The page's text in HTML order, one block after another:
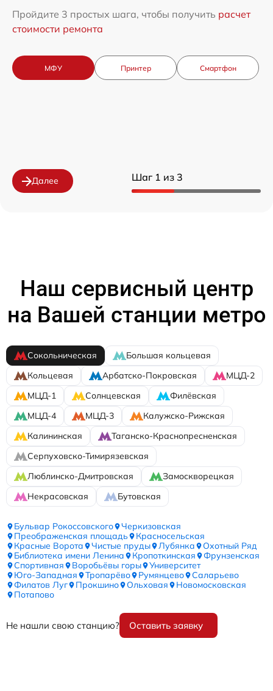
Шаг 1 из 3
Пройдите 3 простых шага, чтобы получить расчет
стоимости ремонта
МФУ Принтер Смартфон
Далее
Наш сервисный центр
на Вашей станции метро
Сокольническая
Большая кольцевая
Кольцевая
Арбатско-Покровская
МЦД-2
МЦД-1
Солнцевская
Филёвская
МЦД-4
МЦД-3
Калужско-Рижская
Калининская
Таганско-Краснопресненская
Серпуховско-Тимирязевская
Люблинско-Дмитровская
Замоскворецкая
Некрасовская
Бутовская
Бульвар Рокоссовского
Черкизовская
Преображенская площадь
Красносельская
Красные Ворота
Чистые пруды Лубянка
Охотный Ряд
Библиотека имени Ленина
Кропоткинская
Фрунзенская
Спортивная
Воробьёвы горы
Университет
Юго-Западная
Тропарёво Румянцево
Саларьево
Филатов Луг
Прокшино Ольховая
Новомосковская
Потапово
Не нашли свою станцию? Оставить заявку